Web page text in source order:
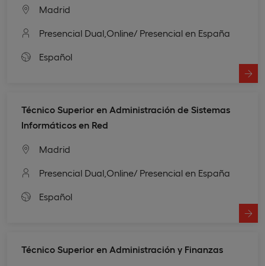
Madrid
Presencial Dual, Online/ Presencial en España
Español
Técnico Superior en Administración de Sistemas
Informáticos en Red
Madrid
Presencial Dual, Online/ Presencial en España
Español
Técnico Superior en Administración y Finanzas